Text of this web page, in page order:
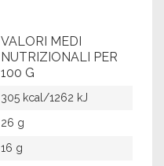
VALORI MEDI
NUTRIZIONALI PER
100 G
305 kcal/1262 kJ
26 g
16 g